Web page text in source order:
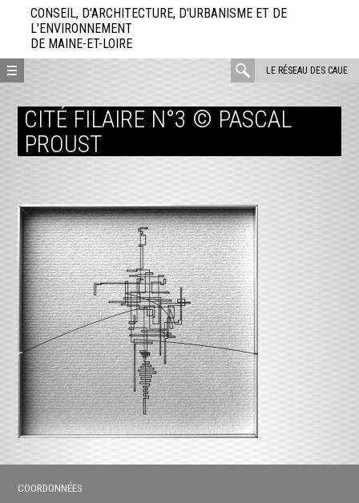
directement
contenu
CONSEIL, D'ARCHITECTURE, D'URBANISME ET DE
L'ENVIRONNEMENT
DE MAINE-ET-LOIRE
LE RÉSEAU DES CAUE
rechercher
CITÉ FILAIRE N°3 © PASCAL
PROUST
COORDONNÉES